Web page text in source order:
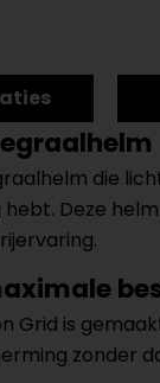
die
Deze
Grid is
zonder